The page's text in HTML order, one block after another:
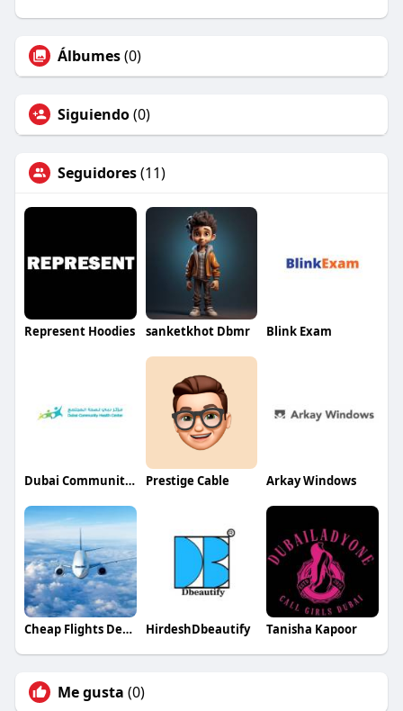
Álbumes(0)
Siguiendo(0)
Seguidores(11)
Represent Hoodies sanketkhot Dbmr Blink Exam
Dubai Community Health Centre Prestige Cable Arkay Windows
Cheap Flights Deals HirdeshDbeautify Tanisha Kapoor
Me gusta (0)